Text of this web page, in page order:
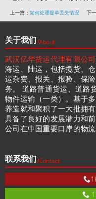
上一篇； 如何处理提单丢失情况 下一
关于我们/About
武汉亿华货运代理有限公司
海运、陆运，包括揽货、
运杂费、报关、报验、保
务。 道路普通货运、道路
物件运输（一类）。基于
养造就和聚积了一大批拥
具备了良好的发展潜力和
公司在中国重要口岸的物流
联系我们/Contact